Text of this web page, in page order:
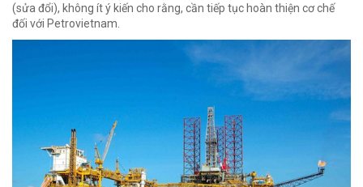
(sửa đổi), không ít ý kiến cho rằng, cần tiếp tục hoàn thiện cơ chế
đối với Petrovietnam.